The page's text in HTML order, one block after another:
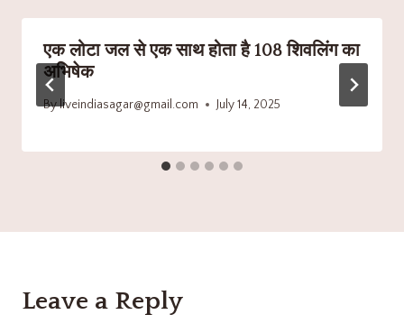
एक लोटा जल से एक साथ होता है 108 शिवलिंग का
अभिषेक
Byliveindiasagar@gmail.com July 14, 2025
Leave a Reply